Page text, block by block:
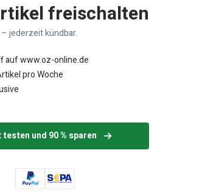
freischalten
jederzeit kündbar.
auf www.oz-online.de
pro Woche
und 90 % sparen